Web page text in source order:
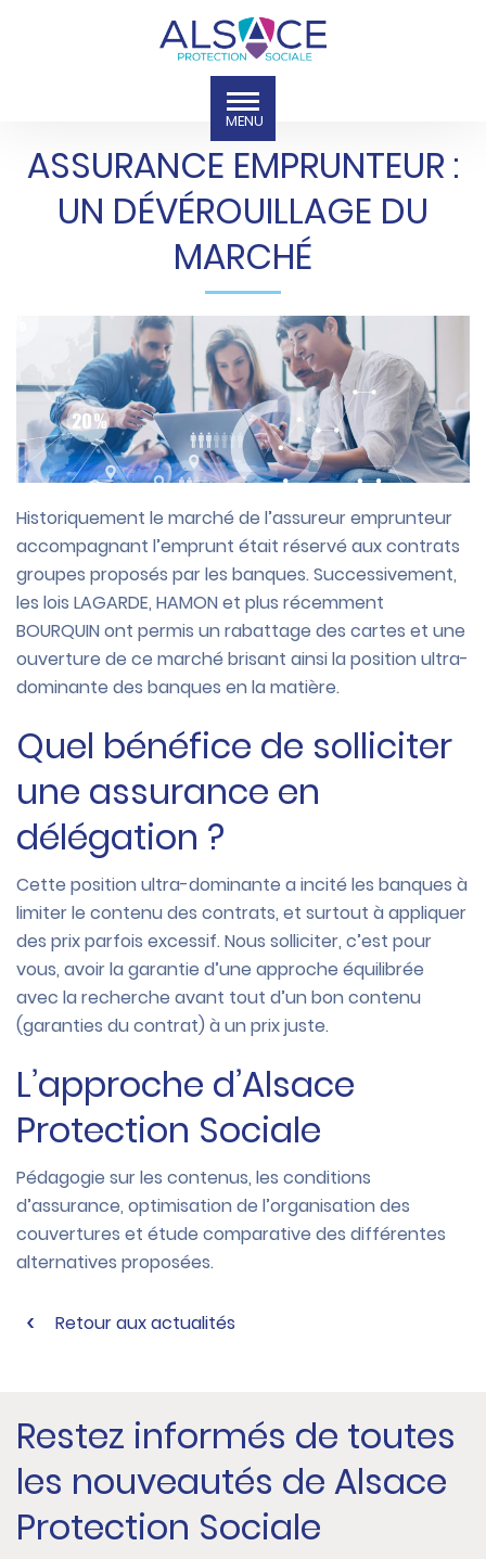
ASSURANCE EMPRUNTEUR :
UN DÉVÉROUILLAGE DU
MARCHÉ
Historiquement le marché de l’assureur emprunteur
accompagnant l’emprunt était réservé aux contrats
groupes proposés par les banques. Successivement,
les lois LAGARDE, HAMON et plus récemment
BOURQUIN ont permis un rabattage des cartes et une
ouverture de ce marché brisant ainsi la position ultra-
dominante des banques en la matière.
Quel bénéfice de solliciter
une assurance en
délégation ?
Cette position ultra-dominante a incité les banques à
limiter le contenu des contrats, et surtout à appliquer
des prix parfois excessif. Nous solliciter, c’est pour
vous, avoir la garantie d’une approche équilibrée
avec la recherche avant tout d’un bon contenu
(garanties du contrat) à un prix juste.
L’approche d’Alsace
Protection Sociale
Pédagogie sur les contenus, les conditions
d’assurance, optimisation de l’organisation des
couvertures et étude comparative des différentes
alternatives proposées.
Retour aux actualités
Restez informés de toutes
les nouveautés de Alsace
Protection Sociale